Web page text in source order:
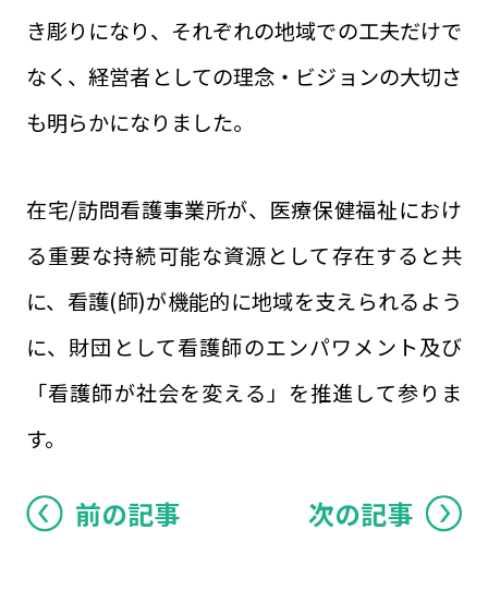
き彫りになり、それぞれの地域での工夫だけで
なく、経営者としての理念・ビジョンの大切さ
も明らかになりました。
在宅/訪問看護事業所が、医療保健福祉におけ
る重要な持続可能な資源として存在すると共
に、看護(師)が機能的に地域を支えられるよう
に、財団として看護師のエンパワメント及び
「看護師が社会を変える」を推進して参りま
す。
前の記事 次の記事